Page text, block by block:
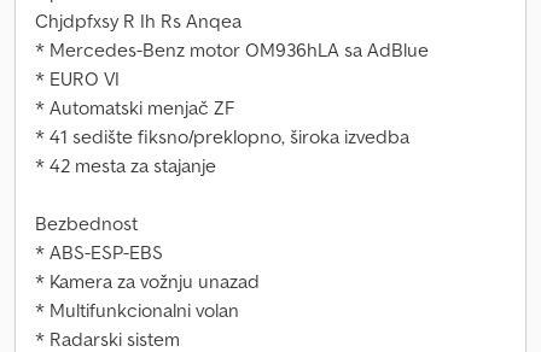
Chjdpfxsy R Ih Rs Anqea
* Mercedes-Benz motor OM936hLA sa AdBlue
* EURO VI
* Automatski menjač ZF
* 41 sedište fiksno/preklopno, široka izvedba
* 42 mesta za stajanje
Bezbednost
* ABS-ESP-EBS
* Kamera za vožnju unazad
* Multifunkcionalni volan
* Radarski sistem